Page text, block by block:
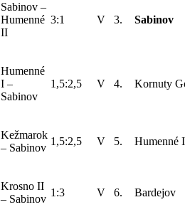
Sabinov –
Humenné
II
3:1 V 3. Sabinov
Humenné
I –
Sabinov
1,5:2,5 V 4. Kornuty
Kežmarok
– Sabinov
1,5:2,5 V 5. Humenné I
Krosno II
– Sabinov
1:3 V 6. Bardejov